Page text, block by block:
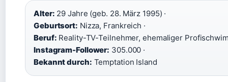
Alter: 29 Jahre (geb. 28. März 1995) ·
Geburtsort: Nizza, Frankreich ·
Beruf: Reality-TV-Teilnehmer, ehemaliger
Instagram-Follower: 305.000 ·
Bekannt durch: Temptation Island